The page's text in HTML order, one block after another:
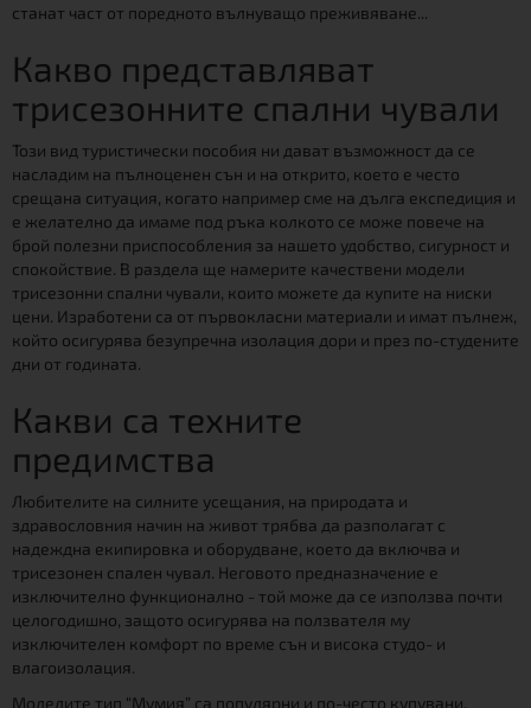
станат част от поредното вълнуващо преживяване...
Какво представляват
трисезонните спални чували
Този вид туристически пособия ни дават възможност да се
насладим на пълноценен сън и на открито, което е често
срещана ситуация, когато например сме на дълга експедиция и
е желателно да имаме под ръка колкото се може повече на
брой полезни приспособления за нашето удобство, сигурност и
спокойствие. В раздела ще намерите качествени модели
трисезонни спални чували, които можете да купите на ниски
цени. Изработени са от първокласни материали и имат пълнеж,
който осигурява безупречна изолация дори и през по-студените
дни от годината.
Какви са техните
предимства
Любителите на силните усещания, на природата и
здравословния начин на живот трябва да разполагат с
надеждна екипировка и оборудване, което да включва и
трисезонен спален чувал. Неговото предназначение е
изключително функционално - той може да се използва почти
целогодишно, защото осигурява на ползвателя му
изключителен комфорт по време сън и висока студо- и
влагоизолация.
Моделите тип “Мумия” са популярни и по-често купувани,